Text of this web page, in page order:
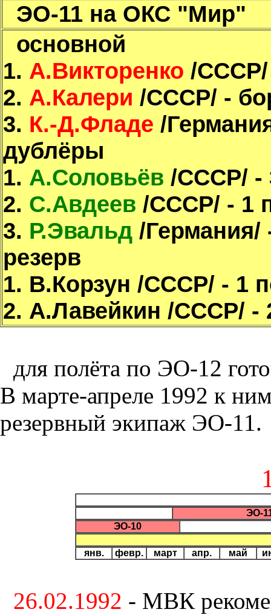
ЭО-11 на ОКС "Мир"
основной
1. А.Викторенко /СССР/
2. А.Калери /СССР/ -
3. К.-Д.Фладе /
дублёры
1. А.Соловьёв /СССР/ -
2. С.Авдеев /СССР/ - 1
3. Р.Эвальд /Германия/
резерв
1. В.Корзун /СССР/ - 1
2. А.Лавейкин /СССР/ -
для полёта по ЭО-12
В марте-апреле 1992 к
резервный экипаж ЭО-11.
ЭО-
ЭО-10
янв. февр. март апр. май
26.02.1992 - МВК